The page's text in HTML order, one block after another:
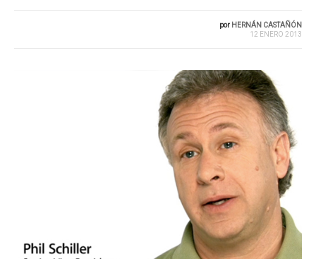
por HERNÁN CASTAÑÓN
12 ENERO 2013